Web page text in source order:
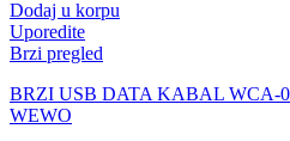
Dodaj u korpu
Uporedite
Brzi pregled
BRZI USB DATA KABAL WCA-
WEWO